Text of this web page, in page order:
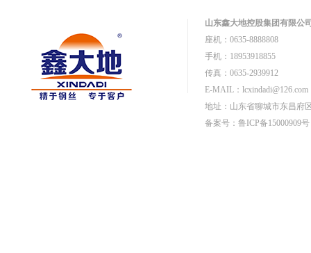
山东鑫大地控股集团有限公
座机：0635-8888808
手机：18953918855
传真：0635-2939912
E-MAIL： lcxindadi@126.com
地址：山东省聊城市东昌府
备案号：鲁ICP备15000909号